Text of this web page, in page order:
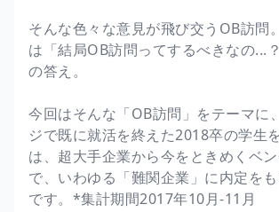
そんな色々な意見が飛び交うOB訪問
は「結局OB訪問ってするべきなの...
の答え。
今回はそんな「OB訪問」をテーマに
ジで既に就活を終えた2018卒の学生
は、超大手企業から今をときめくベ
で、いわゆる「難関企業」に内定を
です。*集計期間2017年10月-11月